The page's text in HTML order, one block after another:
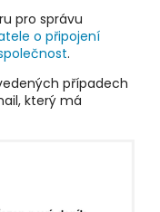
pro správu
o připojení
.
případech
který má